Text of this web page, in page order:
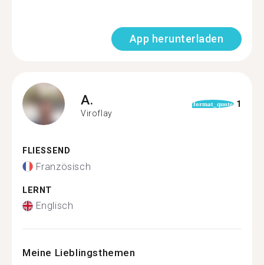
App herunterladen
A.
Viroflay
format_quote 1
FLIESSEND
Französisch
LERNT
Englisch
Meine Lieblingsthemen